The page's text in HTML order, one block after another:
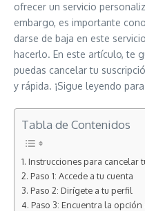
ofrecer un servicio
embargo, es importante
darse de baja en este
hacerlo. En este artículo, te
puedas cancelar tu
y rápida. ¡Sigue leyendo
Tabla de Contenidos
Instrucciones para cancelar
Paso 1: Accede a tu cuenta
Paso 2: Dirígete a tu perfil
Paso 3: Encuentra la